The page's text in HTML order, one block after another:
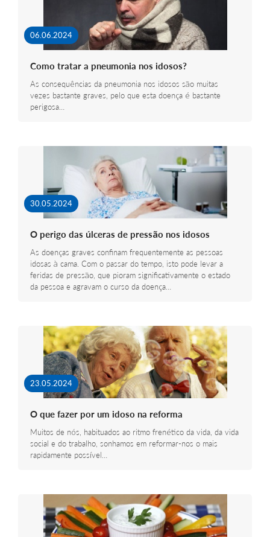
06.06.2024
Como tratar a pneumonia nos idosos?
As consequências da pneumonia nos idosos são muitas
vezes bastante graves, pelo que esta doença é bastante
perigosa…
30.05.2024
O perigo das úlceras de pressão nos idosos
As doenças graves confinam frequentemente as pessoas
idosas à cama. Com o passar do tempo, isto pode levar a
feridas de pressão, que pioram significativamente o estado
da pessoa e agravam o curso da doença…
23.05.2024
O que fazer por um idoso na reforma
Muitos de nós, habituados ao ritmo frenético da vida, da vida
social e do trabalho, sonhamos em reformar-nos o mais
rapidamente possível…